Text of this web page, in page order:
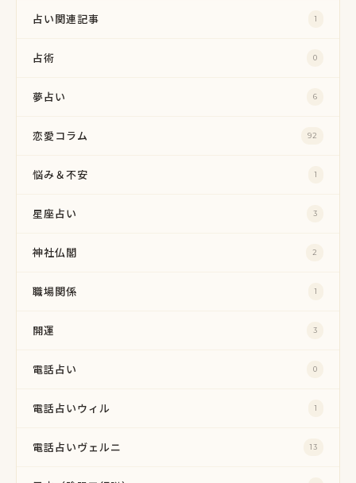
占い関連記事 1
占術 0
夢占い 6
恋愛コラム 92
悩み＆不安 1
星座占い 3
神社仏閣 2
職場関係 1
開運 3
電話占い 0
電話占いウィル 1
電話占いヴェルニ 13